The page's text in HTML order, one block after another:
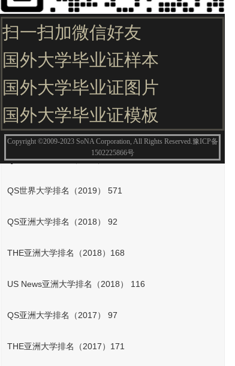
- 附属设施 ：共同洗衣房，食堂，小卖店，文具店，咖啡
吧等
韩国全北国立大学(Chonbuk National University)，简称
学，亦是历史最为悠久的韩国国立旗帜大学。 它是韩国
校园面积最大的大学之一，拥有优质的教育与TOP级研究
环境及设施，在各项全球大学评估体系中均排名较高，是
全韩最受外国研究生欢迎的大学。
韩国全北国立大学学校排名
QS亚洲大学排名（2019） 96
QS世界大学排名（2019） 571
QS亚洲大学排名（2018） 92
THE亚洲大学排名（2018）168
US News亚洲大学排名（2018） 116
QS亚洲大学排名（2017） 97
THE亚洲大学排名（2017）171
Copyright ©2009-2023 SoNA Corporation, All Rights Reserved.豫ICP备
1502225866号
扫一扫加微信好友
国外大学毕业证样本
国外大学毕业证图片
国外大学毕业证模板